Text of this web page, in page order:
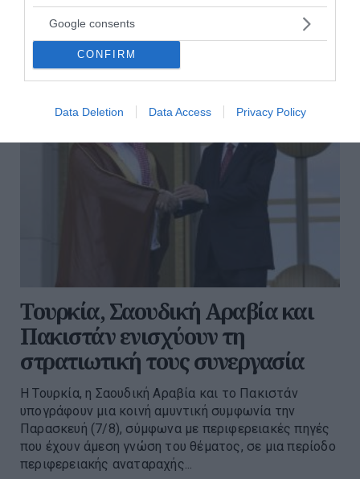
Google consents
CONFIRM
Data Deletion Data Access Privacy Policy
διαβάστε επίσης
περισσότερες ειδήσεις από το lykavitos.gr
Τουρκία, Σαουδική Αραβία και
Πακιστάν ενισχύουν τη
στρατιωτική τους συνεργασία
Η Τουρκία, η Σαουδική Αραβία και το Πακιστάν
υπογράφουν μια κοινή αμυντική συμφωνία την
Παρασκευή (7/8), σύμφωνα με περιφερειακές πηγές
που έχουν άμεση γνώση του θέματος, σε μια περίοδο
περιφερειακής αναταραχής...